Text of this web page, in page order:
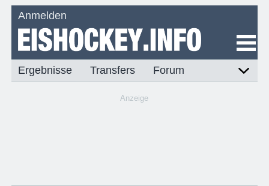
Anmelden
Ergebnisse Transfers Forum
Anzeige